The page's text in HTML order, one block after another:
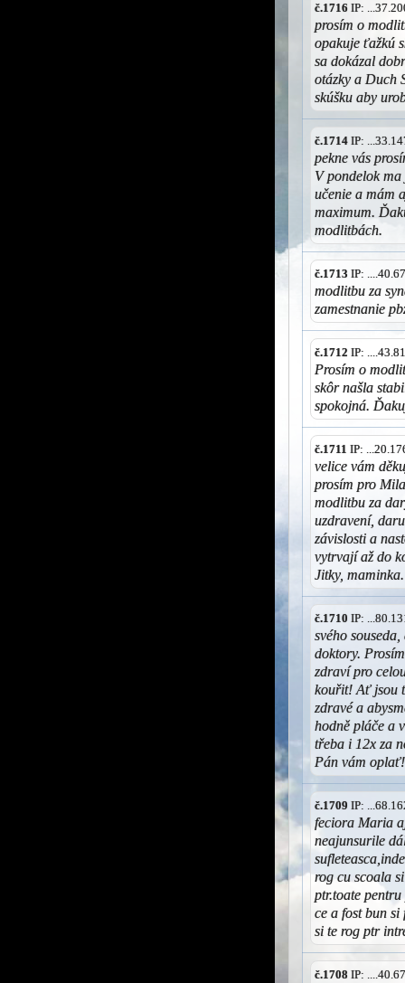
č.1716 IP:
prosím o
opakuje ťažkú
sa dokázal
otázky a Duch
skúšku aby
č.1714 IP:
pekne vás
V pondelok
učenie a mám
maximum.
modlitbách.
č.1713 IP:
modlitbu za
zamestnanie
č.1712 IP:
Prosím o
skôr našla
spokojná.
č.1711 IP:
velice vám
prosím pro
modlitbu za
uzdravení,
závislosti a
vytrvají až do
Jitky, maminka.
č.1710 IP:
svého
doktory.
zdraví pro
kouřit! Ať jsou
zdravé a
hodně pláče a
třeba i 12x za
Pán vám
č.1709 IP:
feciora Maria
neajunsurile
rog cu scoala
ptr.toate
ce a fost bun
si te rog ptr
č.1708 IP: